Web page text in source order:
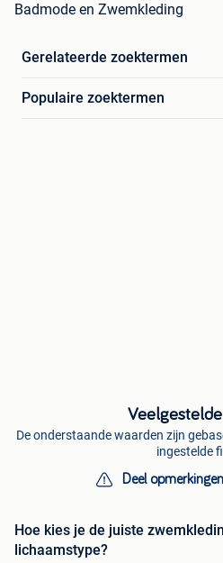
Badmode en Zwemkleding
Gerelateerde zoektermen
Populaire zoektermen
De onderstaande waarden zijn
ingestelde
Deel
Hoe kies je de juiste
lichaamstype?